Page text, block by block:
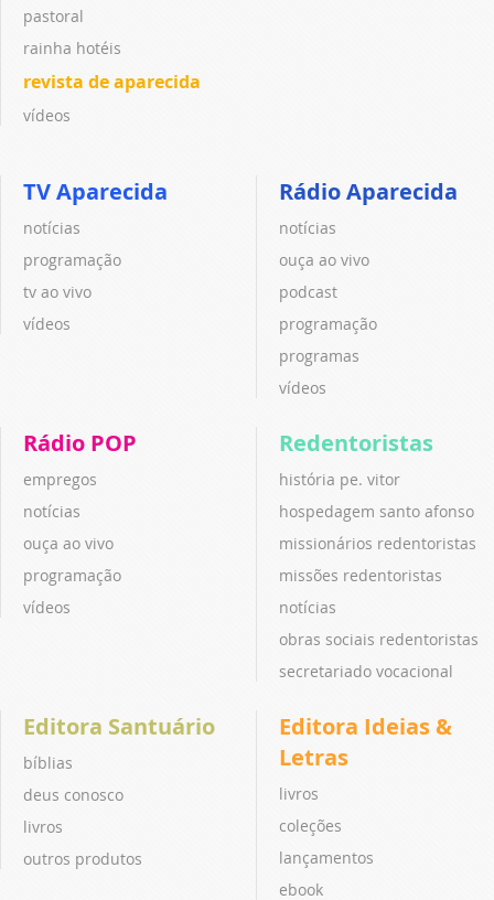
pastoral
rainha hotéis
revista de aparecida
vídeos
TV Aparecida
notícias
programação
tv ao vivo
vídeos
Rádio Aparecida
notícias
ouça ao vivo
podcast
programação
programas
vídeos
Rádio POP
empregos
notícias
ouça ao vivo
programação
vídeos
Redentoristas
história pe. vitor
hospedagem santo afonso
missionários redentoristas
missões redentoristas
notícias
obras sociais redentoristas
secretariado vocacional
Editora Santuário
bíblias
deus conosco
livros
outros produtos
Editora Ideias &
Letras
livros
coleções
lançamentos
ebook